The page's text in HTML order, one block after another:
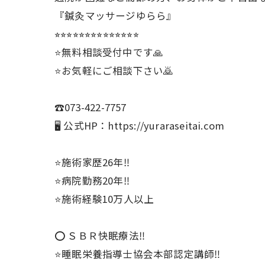
『鍼灸マッサージゆらら』
⭐︎⭐︎⭐︎⭐︎⭐︎⭐︎⭐︎⭐︎⭐︎⭐︎⭐︎⭐︎⭐︎⭐︎
⭐️無料相談受付中です🙏
⭐️お気軽にご相談下さい🙇
☎️073-422-7757
🖥 公式HP：https://yuraraseitai.com
⭐️施術家歴26年‼️
⭐️病院勤務20年‼️
⭐️施術経験10万人以上
⭕️ ＳＢＲ快眠療法‼️
⭐️睡眠栄養指導士協会本部